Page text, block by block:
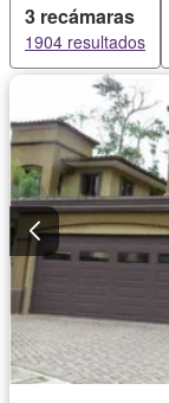
3 recámaras
1904 resultados